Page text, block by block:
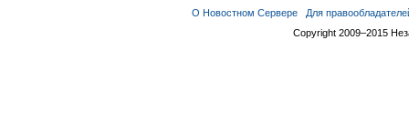
О Новостном Сервере
Для
Copyright 2009–2015